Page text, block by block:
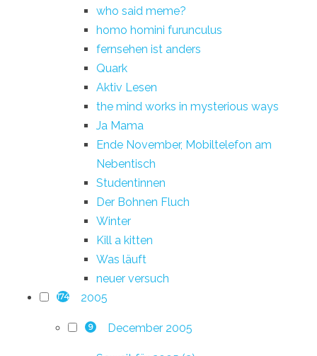
who said meme?
homo homini furunculus
fernsehen ist anders
Quark
Aktiv Lesen
the mind works in mysterious ways
Ja Mama
Ende November, Mobiltelefon am
Nebentisch
Studentinnen
Der Bohnen Fluch
Winter
Kill a kitten
Was läuft
neuer versuch
174 2005
9 December 2005